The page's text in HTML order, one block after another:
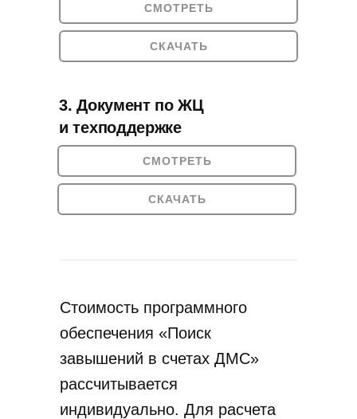
3. Документ по ЖЦ
и техподдержке
СКАЧАТЬ
СМОТРЕТЬ
СМОТРЕТЬ
СКАЧАТЬ
Стоимость программного
обеспечения «‎Поиск
завышений в счетах ДМС»
рассчитывается
индивидуально. Для расчета